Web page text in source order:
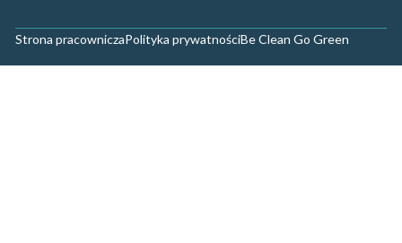
Strona pracowniczaPolityka prywatnościBe Clean Go Green